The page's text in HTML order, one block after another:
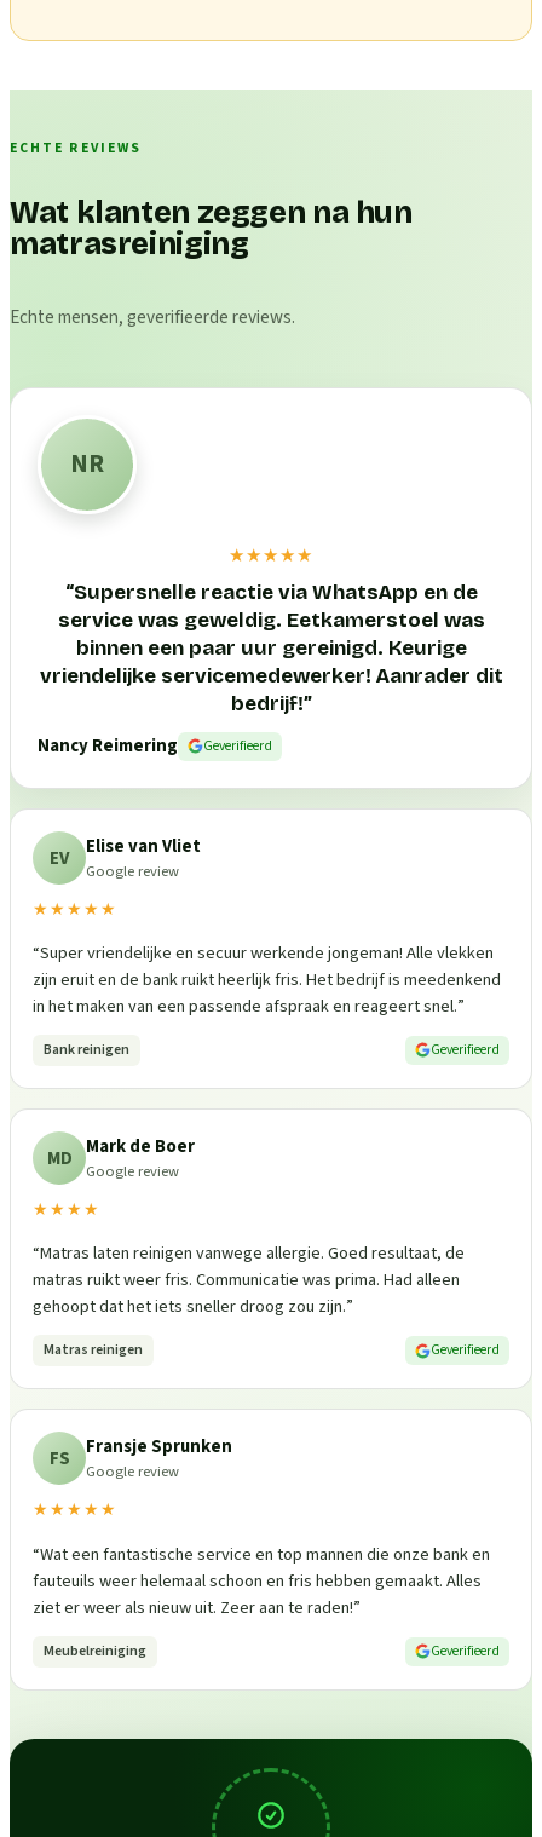
ECHTE REVIEWS
Wat klanten zeggen na hun
matrasreiniging
Echte mensen, geverifieerde reviews.
NR
★★★★★
“Supersnelle reactie via WhatsApp en de
service was geweldig. Eetkamerstoel was
binnen een paar uur gereinigd. Keurige
vriendelijke servicemedewerker! Aanrader dit
bedrijf!”
Nancy Reimering
Geverifieerd
EV Elise van Vliet
Google review
★★★★★
“Super vriendelijke en secuur werkende jongeman! Alle vlekken
zijn eruit en de bank ruikt heerlijk fris. Het bedrijf is meedenkend
in het maken van een passende afspraak en reageert snel.”
Bank reinigen Geverifieerd
MD Mark de Boer
Google review
★★★★
“Matras laten reinigen vanwege allergie. Goed resultaat, de
matras ruikt weer fris. Communicatie was prima. Had alleen
gehoopt dat het iets sneller droog zou zijn.”
Matras reinigen Geverifieerd
FS Fransje Sprunken
Google review
★★★★★
“Wat een fantastische service en top mannen die onze bank en
fauteuils weer helemaal schoon en fris hebben gemaakt. Alles
ziet er weer als nieuw uit. Zeer aan te raden!”
Meubelreiniging Geverifieerd